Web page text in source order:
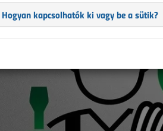
Hogyan kapcsolhatók ki vagy be a sütik?